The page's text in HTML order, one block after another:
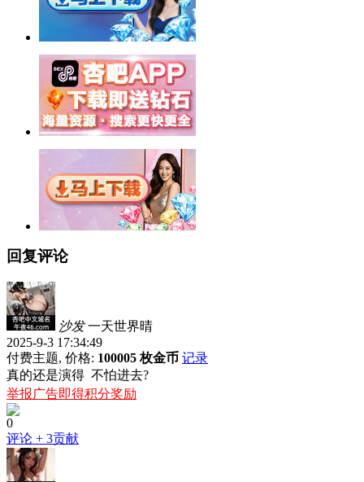
回复评论
沙发 一天世界晴
2025-9-3 17:34:49
付费主题, 价格: 100005 枚金币 记录
真的还是演得 不怕进去?
举报广告即得积分奖励
0
评论 + 3贡献